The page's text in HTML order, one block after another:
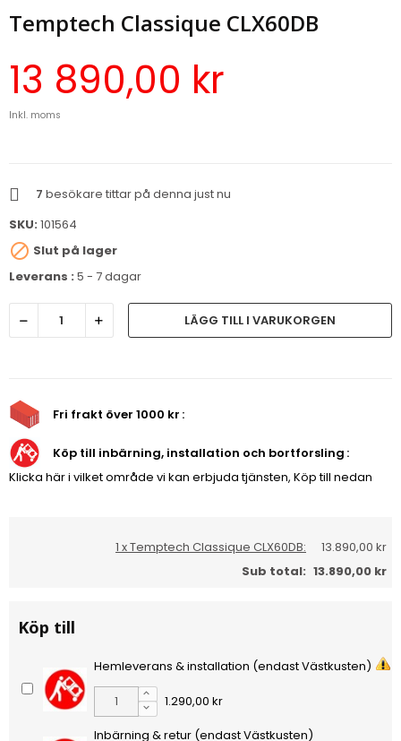
Temptech Classique CLX60DB
13 890,00 kr
Inkl. moms
7 besökare tittar på denna just nu
SKU: 101564
 Slut på lager
Leverans : 5 - 7 dagar
LÄGG TILL I VARUKORGEN
Fri frakt över 1000 kr
Köp till inbärning, installation och bortforsling
Klicka här i vilket område vi kan erbjuda tjänsten, Köp till nedan
1 x Temptech Classique CLX60DB:
13.890,00 kr
Sub total: 13.890,00 kr
Köp till
Hemleverans & installation (endast Västkusten)
1.290,00 kr
Inbärning & retur (endast Västkusten)